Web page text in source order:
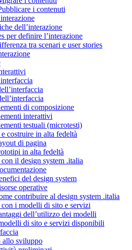
i contenuti
dell’interazione
per definire l’interazione
tra scenari e user stories
di composizione
interattivi
testuali (microtesti)
costruire in alta fedeltà
di pagina
in alta fedeltà
il design system .italia
del design system
operative
contribuire al design system .italia
con i modelli di sito e servizi
dell’utilizzo dei modelli
di sito e servizi disponibili
allo sviluppo